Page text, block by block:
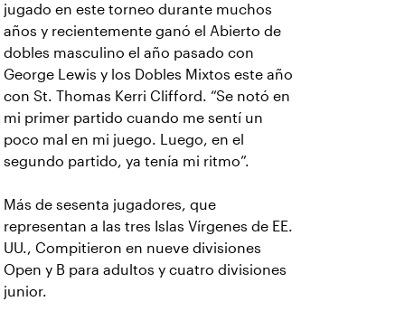
jugado en este torneo durante muchos
años y recientemente ganó el Abierto de
dobles masculino el año pasado con
George Lewis y los Dobles Mixtos este año
con St. Thomas Kerri Clifford. “Se notó en
mi primer partido cuando me sentí un
poco mal en mi juego. Luego, en el
segundo partido, ya tenía mi ritmo”.
Más de sesenta jugadores, que
representan a las tres Islas Vírgenes de EE.
UU., Compitieron en nueve divisiones
Open y B para adultos y cuatro divisiones
junior.